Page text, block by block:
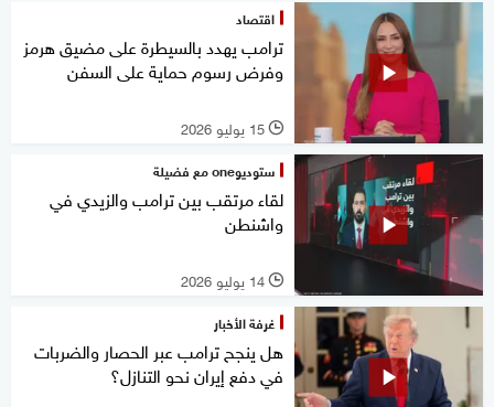
اقتصاد
ترامب يهدد بالسيطرة على مضيق هرمز
وفرض رسوم حماية على السفن
l 15 يوليو 2026
ستوديوone مع فضيلة
لقاء مرتقب بين ترامب والزيدي في
واشنطن
l 14 يوليو 2026
غرفة الأخبار
هل ينجح ترامب عبر الحصار والضربات
في دفع إيران نحو التنازل؟